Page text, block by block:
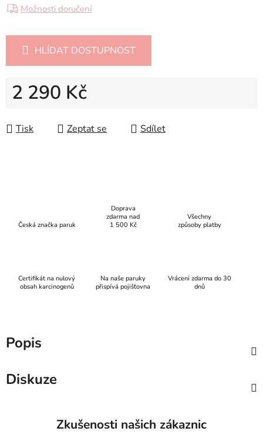
Možnosti doručení
HLÍDAT DOSTUPNOST
2 290 Kč
Tisk
Zeptat se Sdílet
Česká značka paruk
Doprava
zdarma nad
1 500 Kč
Všechny
způsoby platby
Certifikát na nulový
obsah karcinogenů
Na naše paruky
přispívá pojišťovna
Vrácení zdarma do 30
dnů
Popis
Diskuze
Zkušenosti našich zákaznic